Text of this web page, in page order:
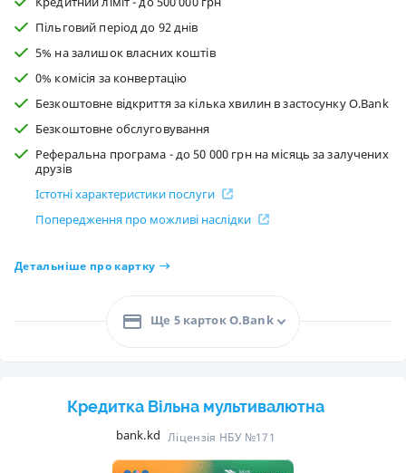
Пільговий період до 92 днів
5% на залишок власних коштів
0% комісія за конвертацію
Безкоштовне відкриття за кілька хвилин в застосунку O.Bank
Безкоштовне обслуговування
Реферальна програма - до 50 000 грн на місяць за залучених
друзів
Істотні характеристики послуги
Попередження про можливі наслідки
Детальніше про картку
Ще 5 карток O.Bank
Кредитка Вільна мультивалютна
bank.kd Ліцензія НБУ №171